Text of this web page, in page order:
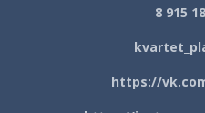
8 915
https://